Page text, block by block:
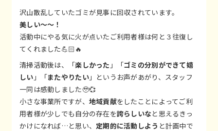
沢山散乱していたゴミが見事に回収されています。
美しい～～！
活動中にやる気に火が点いたご利用者様は何と３往復し
てくれました💪🏻🔥
清掃活動後は、「楽しかった 」「ゴミの分別ができて嬉
しい 」「またやりたい」というお声があがり、スタッフ
一同は感動しました🥹💞
小さな事業所ですが、 地域貢献をしたことによってご利
用者様が少しでも自分の存在を誇らしいなと思えるきっ
かけになれば…と思い、 定期的に活動しよう と計画中で